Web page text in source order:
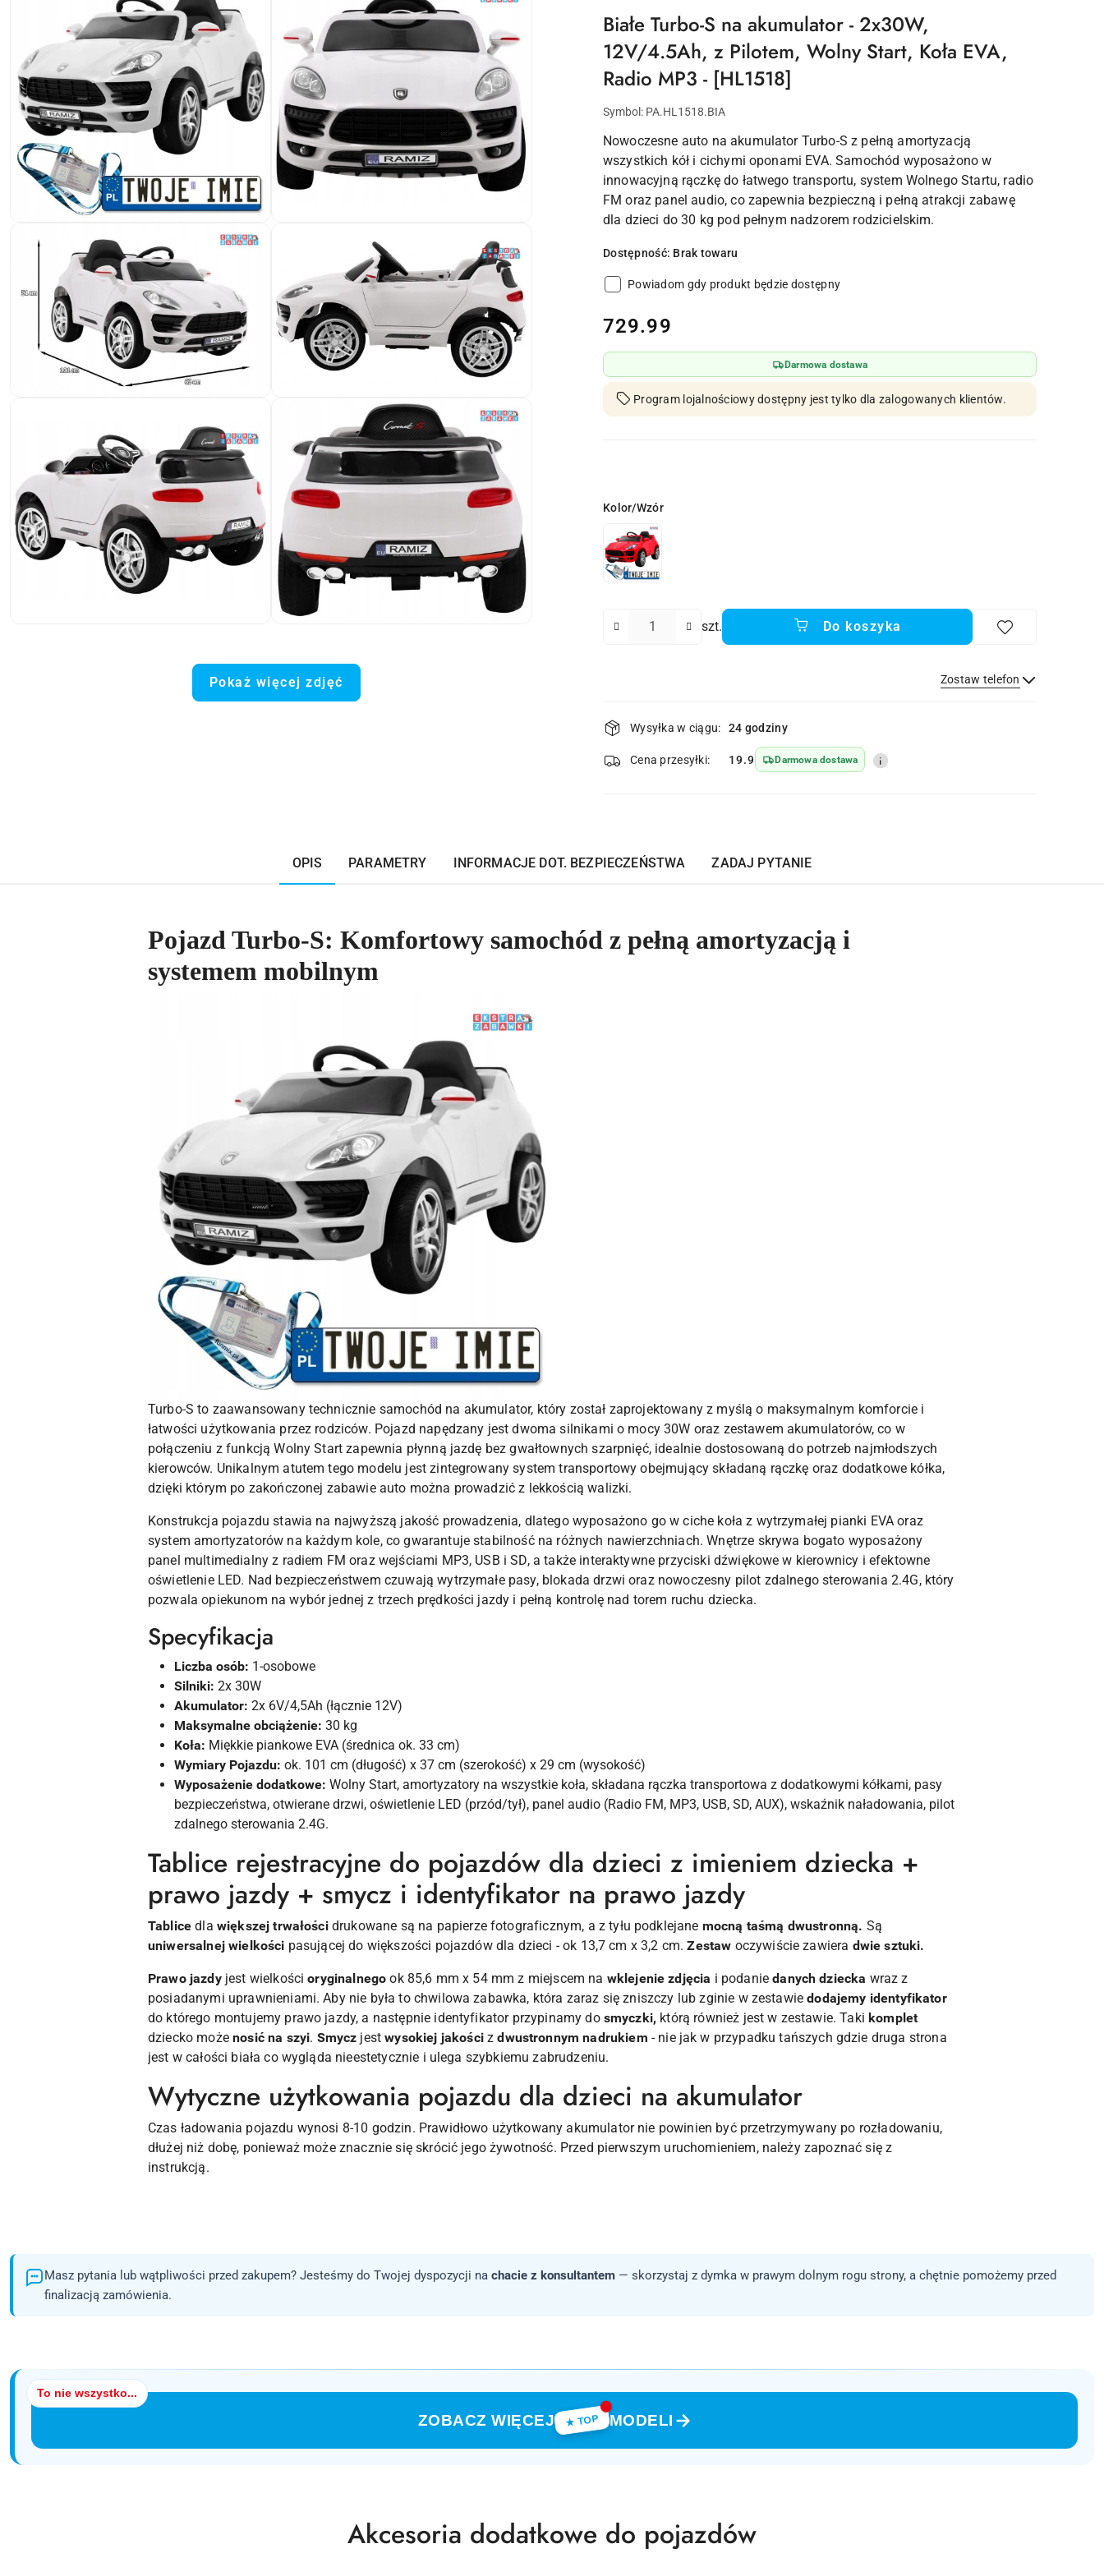
Pokaż więcej zdjęć
Białe Turbo-S na akumulator - 2x30W,
12V/4.5Ah, z Pilotem, Wolny Start, Koła EVA,
Radio MP3 - [HL1518]
Symbol: PA.HL1518.BIA
Nowoczesne auto na akumulator Turbo-S z pełną amortyzacją
wszystkich kół i cichymi oponami EVA. Samochód wyposażono w
innowacyjną rączkę do łatwego transportu, system Wolnego Startu, radio
FM oraz panel audio, co zapewnia bezpieczną i pełną atrakcji zabawę
dla dzieci do 30 kg pod pełnym nadzorem rodzicielskim.
Dostępność: Brak towaru
Powiadom gdy produkt będzie dostępny
cena:
729.99
Darmowa dostawa
Program lojalnościowy dostępny jest tylko dla zalogowanych klientów.
Wariant
Kolor/Wzór
szt. Do koszyka
Zostaw telefon
Dostępność
i
dostawa
Wysyłka w ciągu: 24 godziny
Cena przesyłki: 19.9 Darmowa dostawa
OPIS PARAMETRY INFORMACJE DOT. BEZPIECZEŃSTWA ZADAJ PYTANIE
Pojazd Turbo-S: Komfortowy samochód z pełną amortyzacją i
systemem mobilnym
Turbo-S to zaawansowany technicznie samochód na akumulator, który został zaprojektowany z myślą o maksymalnym komforcie i
łatwości użytkowania przez rodziców. Pojazd napędzany jest dwoma silnikami o mocy 30W oraz zestawem akumulatorów, co w
połączeniu z funkcją Wolny Start zapewnia płynną jazdę bez gwałtownych szarpnięć, idealnie dostosowaną do potrzeb najmłodszych
kierowców. Unikalnym atutem tego modelu jest zintegrowany system transportowy obejmujący składaną rączkę oraz dodatkowe kółka,
dzięki którym po zakończonej zabawie auto można prowadzić z lekkością walizki.
Konstrukcja pojazdu stawia na najwyższą jakość prowadzenia, dlatego wyposażono go w ciche koła z wytrzymałej pianki EVA oraz
system amortyzatorów na każdym kole, co gwarantuje stabilność na różnych nawierzchniach. Wnętrze skrywa bogato wyposażony
panel multimedialny z radiem FM oraz wejściami MP3, USB i SD, a także interaktywne przyciski dźwiękowe w kierownicy i efektowne
oświetlenie LED. Nad bezpieczeństwem czuwają wytrzymałe pasy, blokada drzwi oraz nowoczesny pilot zdalnego sterowania 2.4G, który
pozwala opiekunom na wybór jednej z trzech prędkości jazdy i pełną kontrolę nad torem ruchu dziecka.
Specyfikacja
Liczba osób: 1-osobowe
Silniki: 2x 30W
Akumulator: 2x 6V/4,5Ah (łącznie 12V)
Maksymalne obciążenie: 30 kg
Koła: Miękkie piankowe EVA (średnica ok. 33 cm)
Wymiary Pojazdu: ok. 101 cm (długość) x 37 cm (szerokość) x 29 cm (wysokość)
Wyposażenie dodatkowe: Wolny Start, amortyzatory na wszystkie koła, składana rączka transportowa z dodatkowymi kółkami, pasy
bezpieczeństwa, otwierane drzwi, oświetlenie LED (przód/tył), panel audio (Radio FM, MP3, USB, SD, AUX), wskaźnik naładowania, pilot
zdalnego sterowania 2.4G.
Tablice rejestracyjne do pojazdów dla dzieci z imieniem dziecka +
prawo jazdy + smycz i identyfikator na prawo jazdy
Tablice dla większej trwałościdrukowane są na papierze fotograficznym, a z tyłu podklejane mocną taśmą dwustronną. Są
uniwersalnej wielkości pasującej do większości pojazdów dla dzieci - ok 13,7 cm x 3,2 cm.Zestaw oczywiście zawiera dwie sztuki.
Prawo jazdyjest wielkościoryginalnego ok 85,6 mm x 54 mm z miejscem na wklejenie zdjęcia i podaniedanych dziecka wraz z
posiadanymi uprawnieniami. Aby nie była to chwilowa zabawka, która zaraz się zniszczy lub zginie w zestawiedodajemy identyfikator
do którego montujemy prawo jazdy, a następnie identyfikator przypinamy do smyczki, którą również jest w zestawie. Takikomplet
dziecko możenosić na szyi. Smycz jestwysokiej jakościzdwustronnym nadrukiem - nie jak w przypadku tańszych gdzie druga strona
jest w całości biała co wygląda nieestetycznie i ulega szybkiemu zabrudzeniu.
Wytyczne użytkowania pojazdu dla dzieci na akumulator
Czas ładowania pojazdu wynosi 8-10 godzin. Prawidłowo użytkowany akumulator nie powinien być przetrzymywany po rozładowaniu,
dłużej niż dobę, ponieważ może znacznie się skrócić jego żywotność. Przed pierwszym uruchomieniem, należy zapoznać się z
instrukcją.
Masz pytania lub wątpliwości przed zakupem? Jesteśmy do Twojej dyspozycji na chacie z konsultantem — skorzystaj z dymka w prawym dolnym rogu strony, a chętnie pomożemy przed
finalizacją zamówienia.
To nie wszystko...
ZOBACZ WIĘCEJ ★ TOP MODELI
Produkty
Akcesoria dodatkowe do pojazdów